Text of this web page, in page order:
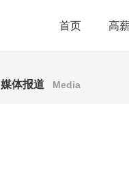
首页 高
媒体报道 Media